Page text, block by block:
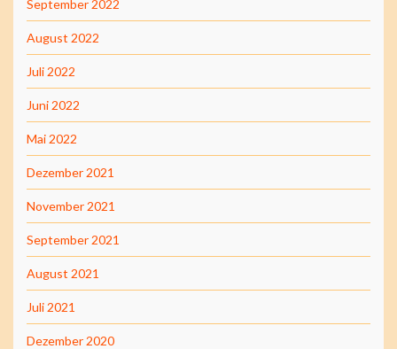
September 2022
August 2022
Juli 2022
Juni 2022
Mai 2022
Dezember 2021
November 2021
September 2021
August 2021
Juli 2021
Dezember 2020